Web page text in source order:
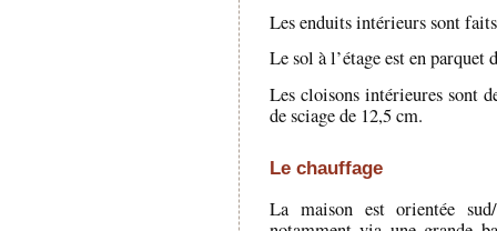
Les enduits intérieurs sont
Le sol à l’étage est en parquet
Les cloisons intérieures sont
de sciage de 12,5 cm.
Le chauffage
La maison est orientée